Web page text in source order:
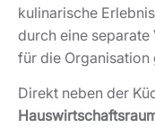
kulinarische
durch eine
für die Organisation
Direkt neben der